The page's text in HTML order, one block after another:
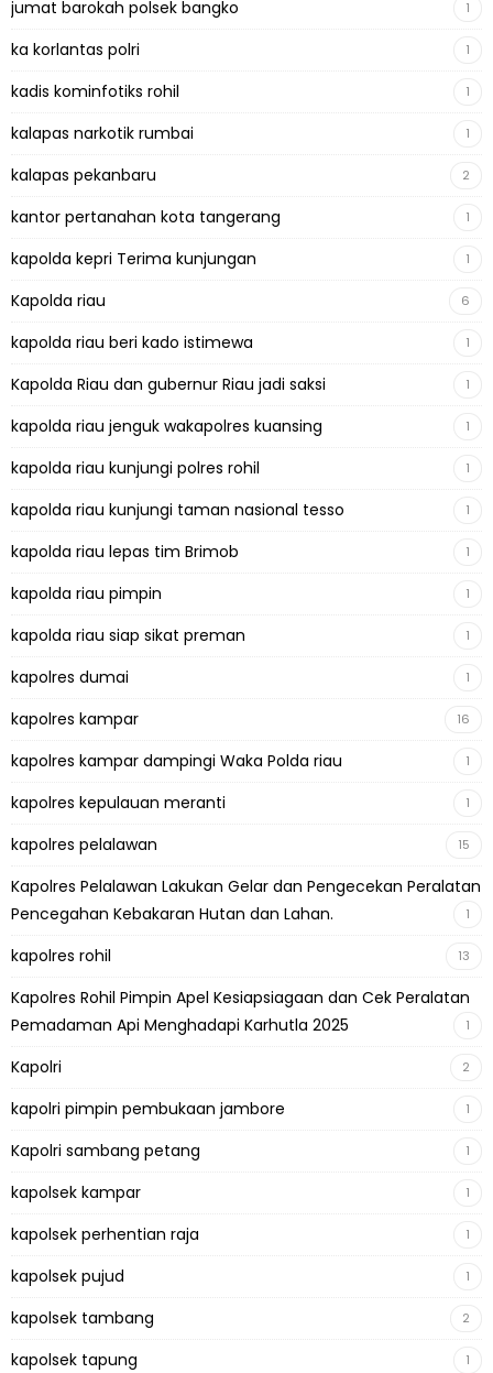
jumat barokah polsek bangko 1
ka korlantas polri 1
kadis kominfotiks rohil 1
kalapas narkotik rumbai 1
kalapas pekanbaru 2
kantor pertanahan kota tangerang 1
kapolda kepri Terima kunjungan 1
Kapolda riau 6
kapolda riau beri kado istimewa 1
Kapolda Riau dan gubernur Riau jadi saksi 1
kapolda riau jenguk wakapolres kuansing 1
kapolda riau kunjungi polres rohil 1
kapolda riau kunjungi taman nasional tesso 1
kapolda riau lepas tim Brimob 1
kapolda riau pimpin 1
kapolda riau siap sikat preman 1
kapolres dumai 1
kapolres kampar 16
kapolres kampar dampingi Waka Polda riau 1
kapolres kepulauan meranti 1
kapolres pelalawan 15
Kapolres Pelalawan Lakukan Gelar dan Pengecekan Peralatan
Pencegahan Kebakaran Hutan dan Lahan.
1
kapolres rohil 13
Kapolres Rohil Pimpin Apel Kesiapsiagaan dan Cek Peralatan
Pemadaman Api Menghadapi Karhutla 2025
1
Kapolri 2
kapolri pimpin pembukaan jambore 1
Kapolri sambang petang 1
kapolsek kampar 1
kapolsek perhentian raja 1
kapolsek pujud 1
kapolsek tambang 2
kapolsek tapung 1